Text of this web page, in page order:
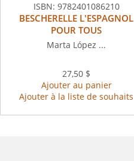
ISBN: 9782401086210
BESCHERELLE L'ESPAGNOL
POUR TOUS
Marta López ...
27,50 $
Ajouter au panier
Ajouter à la liste de souhaits